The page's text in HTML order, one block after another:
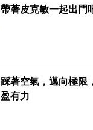
帶著皮克敏一起出門
踩著空氣，邁向極限
盈有力